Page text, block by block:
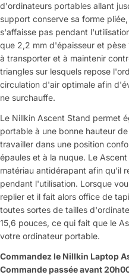
d'ordinateurs portables allant
support conserve sa forme
s'affaisse pas pendant
que 2,2 mm d'épaisseur et
à transporter et à maintenir
triangles sur lesquels repose
circulation d'air optimale afin
ne surchauffe.
Le Nillkin Ascent Stand permet
portable à une bonne hauteur
travailler dans une position
épaules et à la nuque. Le
matériau antidérapant afin qu'il
pendant l'utilisation. Lorsque
replier et il fait alors office de
toutes sortes de tailles
15,6 pouces, ce qui fait que le
votre ordinateur portable.
Commandez le Nillkin Laptop
Commande passée avant